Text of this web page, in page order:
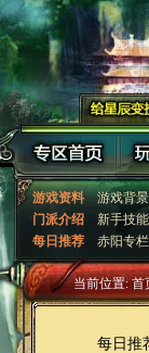
游戏资料 游戏背景
门派介绍
新手技能
每日推荐
赤阳专栏
当前位置:首
每日推